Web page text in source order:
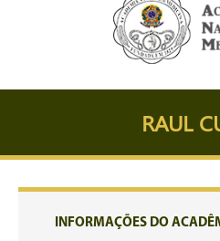
RAUL
INFORMAÇÕES DO